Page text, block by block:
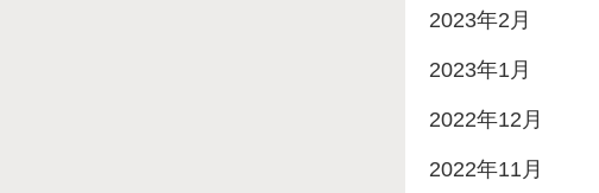
2023年2月
2023年1月
2022年12月
2022年11月